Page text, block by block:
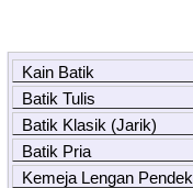
Kain Batik
Batik Tulis
Batik Klasik (Jarik)
Batik Pria
Kemeja Lengan Pendek